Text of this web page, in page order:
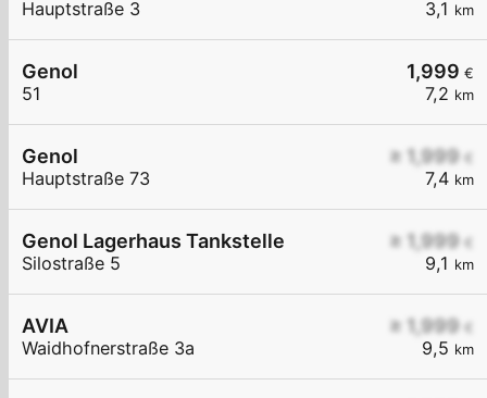
3,1 km
Hauptstraße 3
1,999 €
7,2 km
Genol
51
≥ 1,999 €
7,4 km
Genol
Hauptstraße 73
≥ 1,999 €
9,1 km
Genol Lagerhaus Tankstelle
Silostraße 5
≥ 1,999 €
9,5 km
AVIA
Waidhofnerstraße 3a